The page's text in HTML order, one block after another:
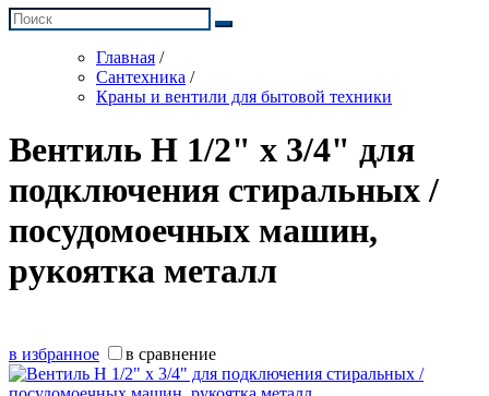
Главная /
Сантехника /
Краны и вентили для бытовой техники
Вентиль Н 1/2" х 3/4" для
подключения стиральных /
посудомоечных машин,
рукоятка металл
в избранное в сравнение